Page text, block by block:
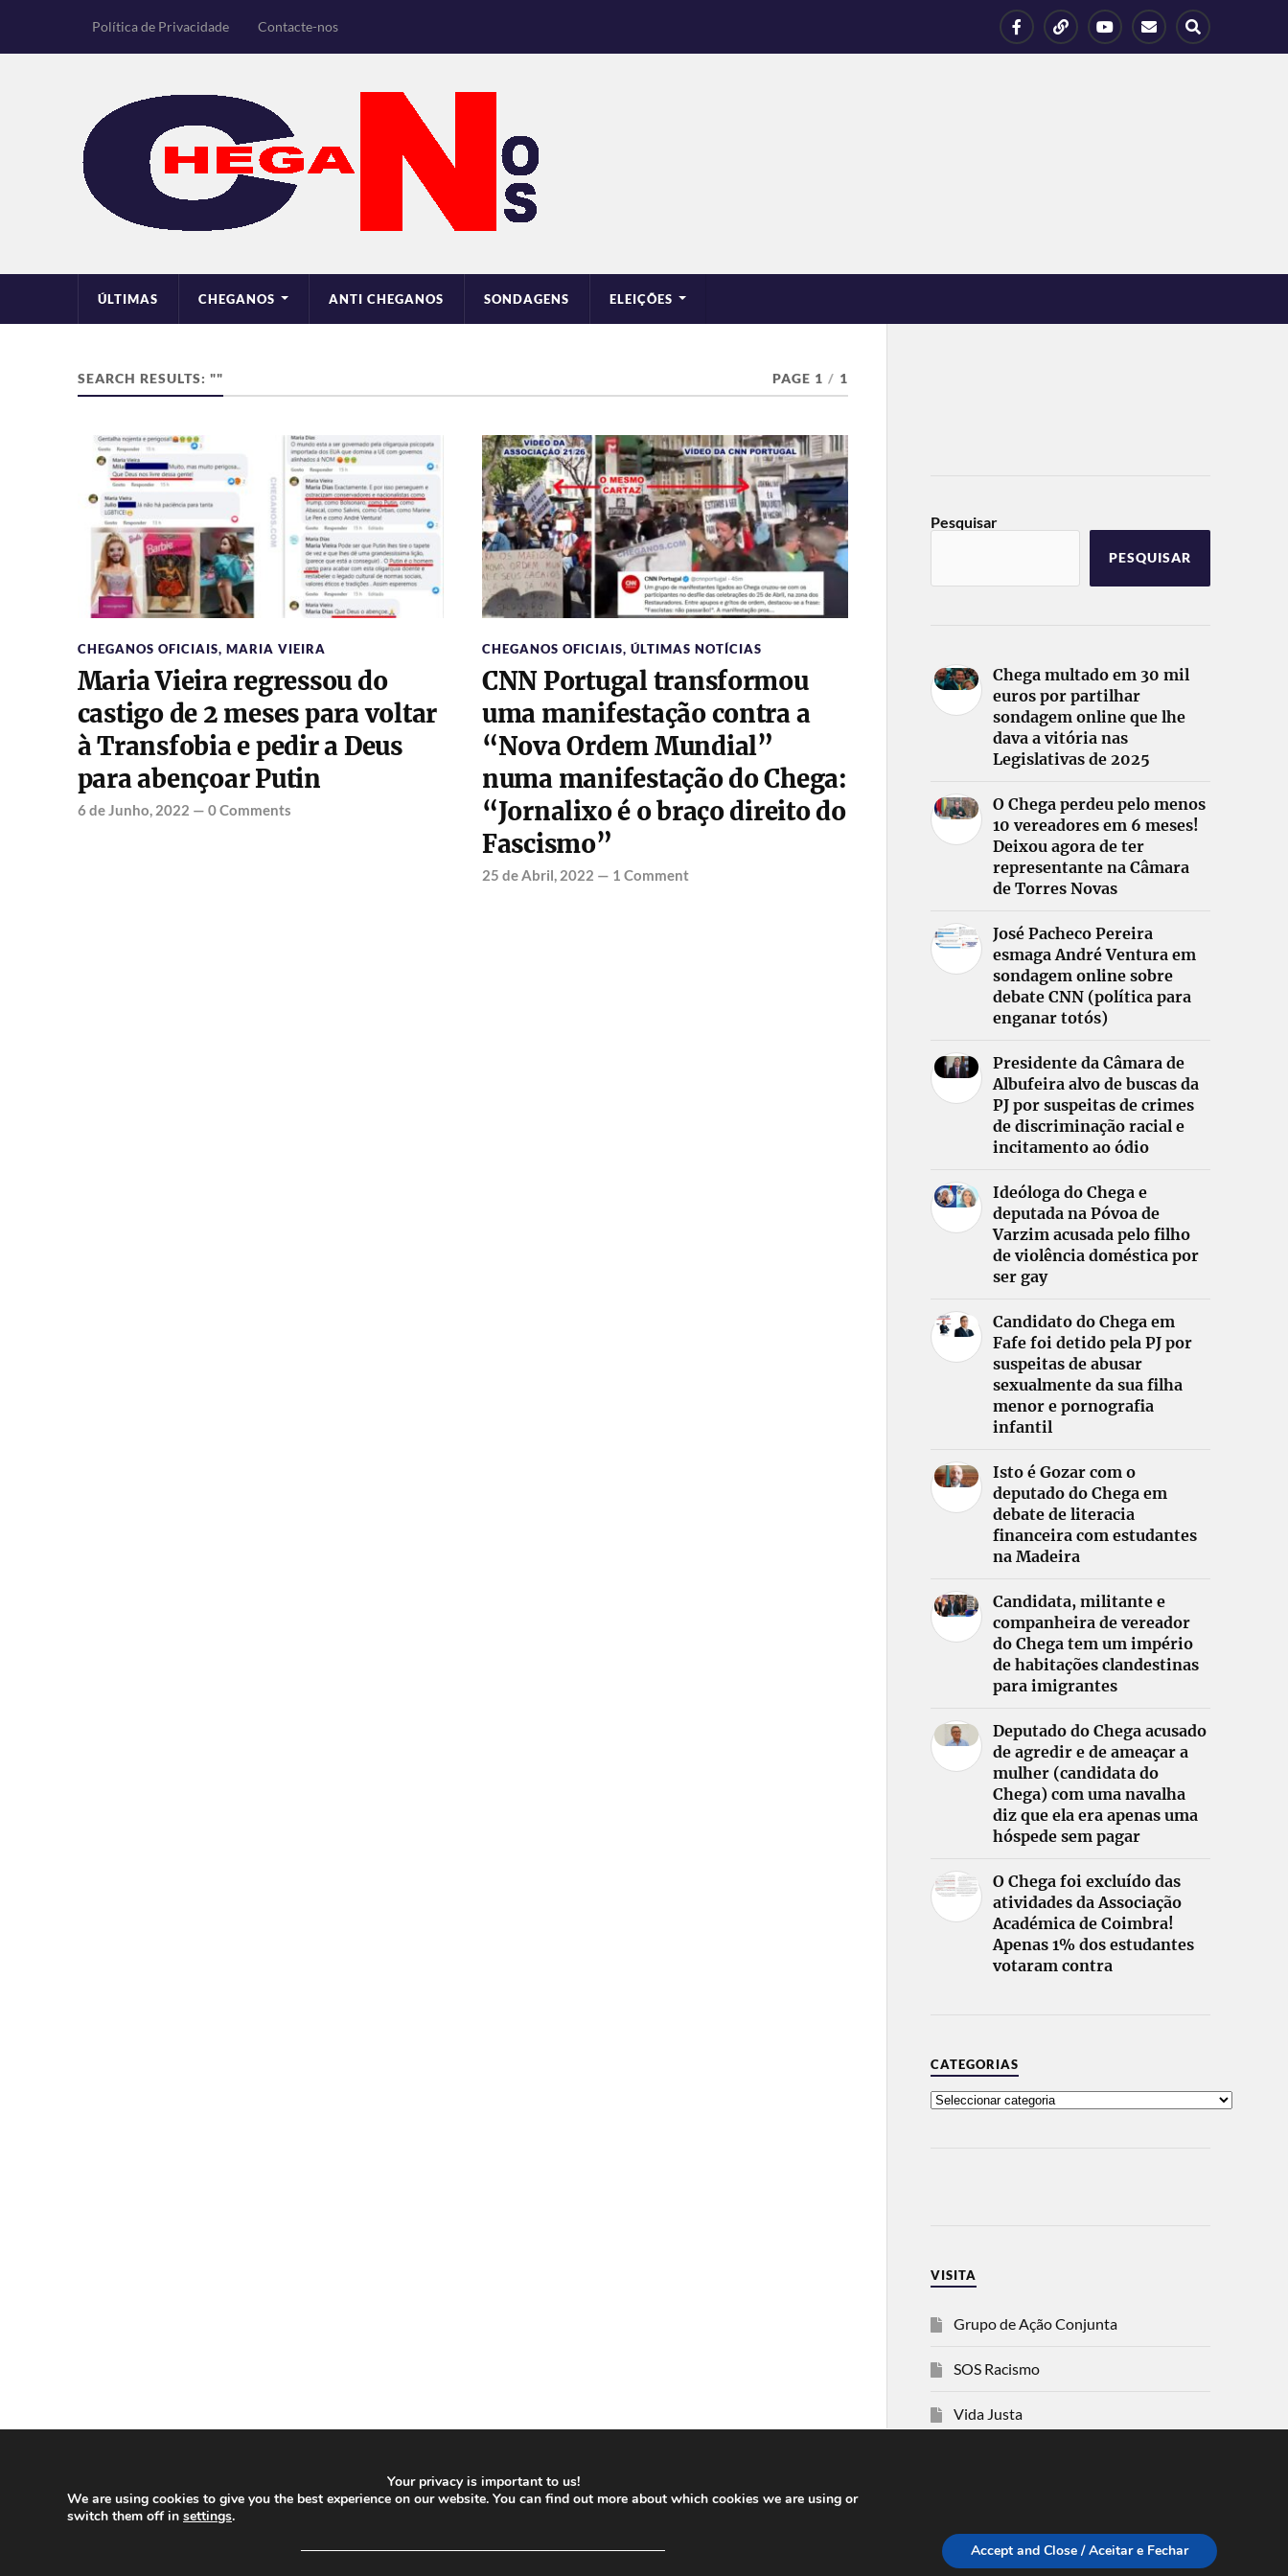
Política de Privacidade Contacte-nos
ÚLTIMAS CHEGANOS ANTI CHEGANOS SONDAGENS ELEIÇÕES
SEARCH RESULTS: "" PAGE 1 / 1
CHEGANOS OFICIAIS, MARIA VIEIRA
Maria Vieira regressou do
castigo de 2 meses para voltar
à Transfobia e pedir a Deus
para abençoar Putin
6 de Junho, 2022 — 0 Comments
CHEGANOS OFICIAIS, ÚLTIMAS NOTÍCIAS
CNN Portugal transformou
uma manifestação contra a
“Nova Ordem Mundial”
numa manifestação do Chega:
“Jornalixo é o braço direito do
Fascismo”
25 de Abril, 2022 — 1 Comment
Pesquisar
PESQUISAR
Chega multado em 30 mil
euros por partilhar
sondagem online que lhe
dava a vitória nas
Legislativas de 2025
O Chega perdeu pelo menos
10 vereadores em 6 meses!
Deixou agora de ter
representante na Câmara
de Torres Novas
José Pacheco Pereira
esmaga André Ventura em
sondagem online sobre
debate CNN (política para
enganar totós)
Presidente da Câmara de
Albufeira alvo de buscas da
PJ por suspeitas de crimes
de discriminação racial e
incitamento ao ódio
Ideóloga do Chega e
deputada na Póvoa de
Varzim acusada pelo filho
de violência doméstica por
ser gay
Candidato do Chega em
Fafe foi detido pela PJ por
suspeitas de abusar
sexualmente da sua filha
menor e pornografia
infantil
Isto é Gozar com o
deputado do Chega em
debate de literacia
financeira com estudantes
na Madeira
Candidata, militante e
companheira de vereador
do Chega tem um império
de habitações clandestinas
para imigrantes
Deputado do Chega acusado
de agredir e de ameaçar a
mulher (candidata do
Chega) com uma navalha
diz que ela era apenas uma
hóspede sem pagar
O Chega foi excluído das
atividades da Associação
Académica de Coimbra!
Apenas 1% dos estudantes
votaram contra
CATEGORIAS
VISITA
Grupo de Ação Conjunta
SOS Racismo
Vida Justa
Your privacy is important to us!
We are using cookies to give you the best experience on our website. You can find out more about which cookies we are using or
switch them off in settings.
──────────────────────────────────────
Accept and Close / Aceitar e Fechar